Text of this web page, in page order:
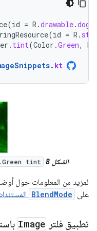
(id = R .drawable.dog
(id = R .
. tint(Color .Green,
. kt
الشكل 8 tint
لمزيد من المعلومات حول
على BlendMode
تطبيق فلتر Image